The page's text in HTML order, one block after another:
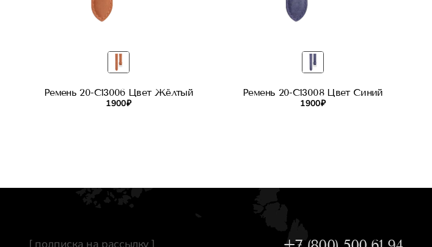
Ремень 20-C13006 Цвет Жёлтый
1 900 ₽
Ремень 20-C13008 Цвет Синий
1 900 ₽
[ подписка на рассылку ]